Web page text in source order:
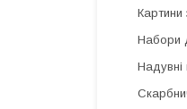
Набори
Надувні